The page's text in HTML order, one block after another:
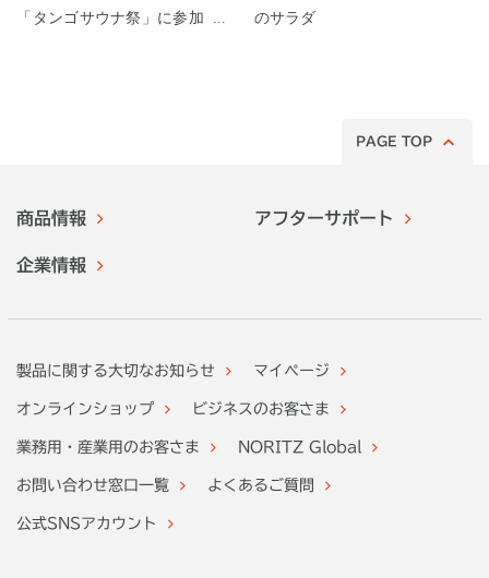
「タンゴサウナ祭」に参加して
のサラダ
PAGE TOP
商品情報 アフターサポート
企業情報
製品に関する大切なお知らせ マイページ
オンラインショップ ビジネスのお客さま
業務用・産業用のお客さま NORITZ Global
お問い合わせ窓口一覧 よくあるご質問
公式SNSアカウント